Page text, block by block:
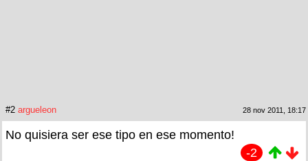
#2 argueleon 28 nov 2011, 18:17
No quisiera ser ese tipo en ese momento!
-2